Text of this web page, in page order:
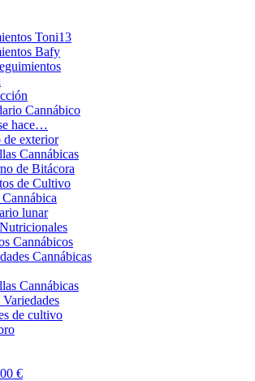
Toni13
Bafy
Cannábico
hace…
exterior
Cannábicas
de Bitácora
de Cultivo
lunar
Cannábicos
Cannábicas
Cannábicas
de cultivo
€